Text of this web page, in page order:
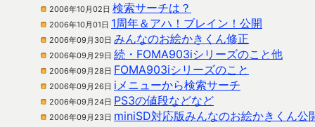
2006年10月02日 検索サーチは？
2006年10月01日 1周年＆アハ！ブレイン！公開
2006年09月30日 みんなのお絵かきくん修正
2006年09月29日 続・FOMA903iシリーズのこと他
2006年09月28日 FOMA903iシリーズのこと
2006年09月26日 iメニューから検索サーチ
2006年09月24日 PS3の値段などなど
2006年09月23日 miniSD対応版みんなのお絵かきくん公